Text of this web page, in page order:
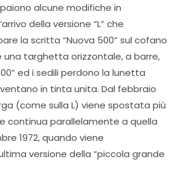
alcune modifiche in
della versione “L” che
la scritta “Nuova 500” sul cofano
targhetta orizzontale, a barre,
ed i sedili perdono la lunetta
in tinta unita. Dal febbraio
(come sulla L) viene spostata più
continua parallelamente a quella
1972, quando viene
versione della “piccola grande